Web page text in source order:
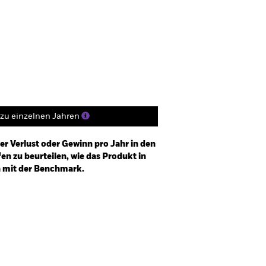
einzelnen Jahren
Verlust oder Gewinn pro Jahr in den
zu beurteilen, wie das Produkt in
mit der Benchmark.